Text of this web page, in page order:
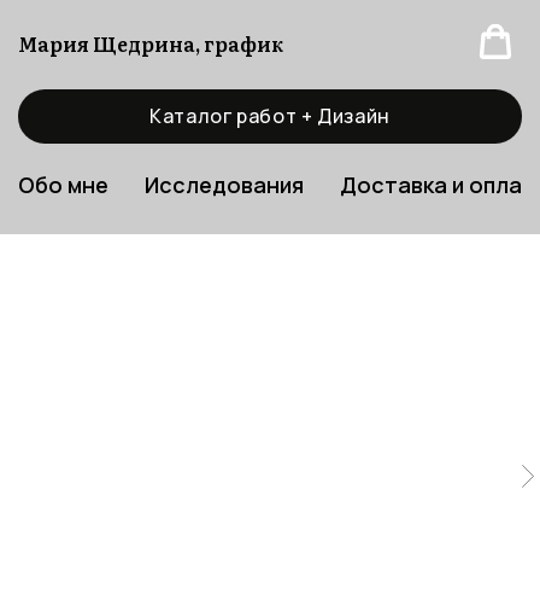
Мария Щедрина, график
Каталог работ + Дизайн
Обо мне Исследования Доставка и